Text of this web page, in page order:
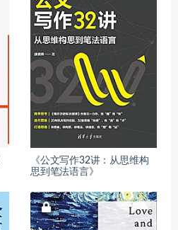
《公文写作32讲：从思维构
思到笔法语言》